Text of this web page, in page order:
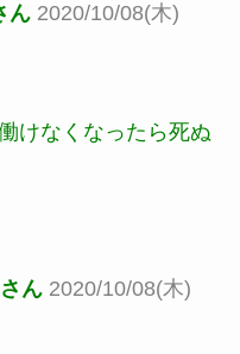
ん 2020/10/08(木)
けなくなったら死ぬ
ん 2020/10/08(木)